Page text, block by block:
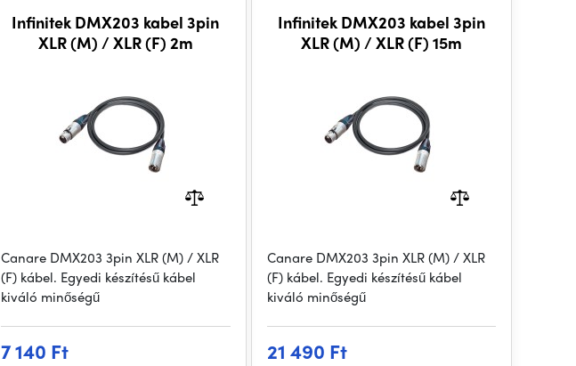
Infinitek DMX203 kabel 3pin
XLR (M) / XLR (F) 2m
Canare DMX203 3pin XLR (M) / XLR
(F) kábel. Egyedi készítésű kábel
kiváló minőségű
7 140 Ft
Infinitek DMX203 kabel 3pin
XLR (M) / XLR (F) 15m
Canare DMX203 3pin XLR (M) / XLR
(F) kábel. Egyedi készítésű kábel
kiváló minőségű
21 490 Ft